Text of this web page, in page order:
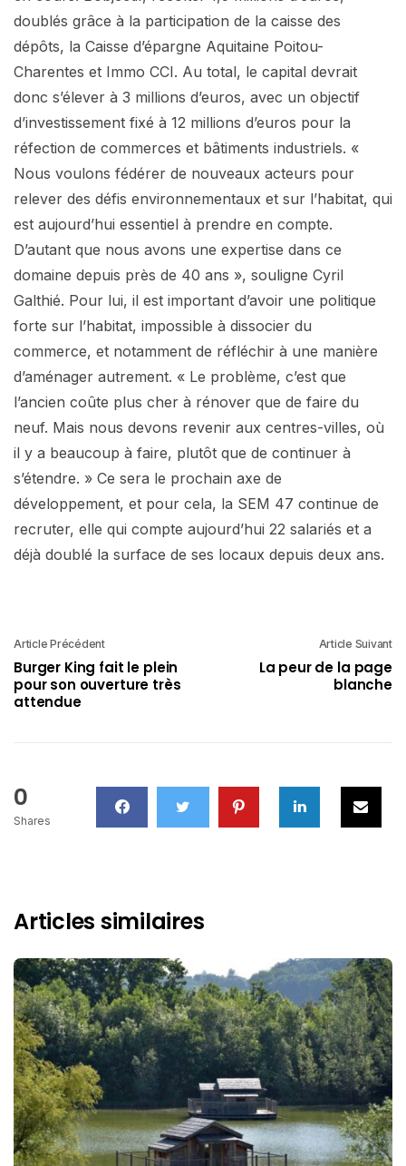
doublés grâce à la participation de la caisse des
dépôts, la Caisse d’épargne Aquitaine Poitou-
Charentes et Immo CCI. Au total, le capital devrait
donc s’élever à 3 millions d’euros, avec un objectif
d’investissement fixé à 12 millions d’euros pour la
réfection de commerces et bâtiments industriels. «
Nous voulons fédérer de nouveaux acteurs pour
relever des défis environnementaux et sur l’habitat, qui
est aujourd’hui essentiel à prendre en compte.
D’autant que nous avons une expertise dans ce
domaine depuis près de 40 ans », souligne Cyril
Galthié. Pour lui, il est important d’avoir une politique
forte sur l’habitat, impossible à dissocier du
commerce, et notamment de réfléchir à une manière
d’aménager autrement. « Le problème, c’est que
l’ancien coûte plus cher à rénover que de faire du
neuf. Mais nous devons revenir aux centres-villes, où
il y a beaucoup à faire, plutôt que de continuer à
s’étendre. » Ce sera le prochain axe de
développement, et pour cela, la SEM 47 continue de
recruter, elle qui compte aujourd’hui 22 salariés et a
déjà doublé la surface de ses locaux depuis deux ans.
Article Précédent
Burger King fait le plein
pour son ouverture très
attendue
Article Suivant
La peur de la page
blanche
0
Shares
Articles similaires